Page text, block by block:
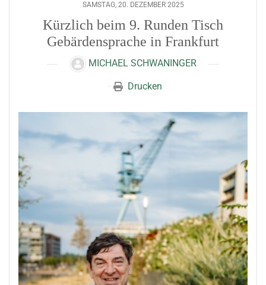
SAMSTAG, 20. DEZEMBER 2025
Kürzlich beim 9. Runden Tisch
Gebärdensprache in Frankfurt
MICHAEL SCHWANINGER
Drucken